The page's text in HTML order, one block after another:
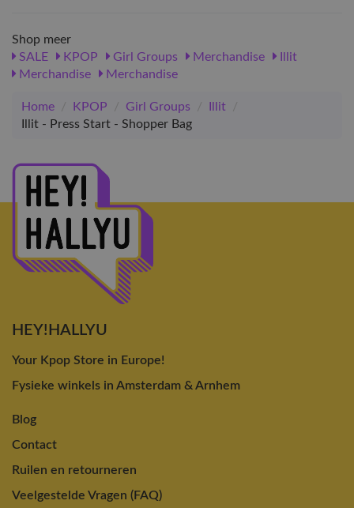
Shop meer
SALE
KPOP Girl Groups Merchandise
Illit
Merchandise
Merchandise
Home / KPOP / Girl Groups / Illit
/
Illit - Press Start - Shopper Bag
HEY!HALLYU
Your Kpop Store in Europe!
Fysieke winkels in Amsterdam & Arnhem
Blog
Contact
Ruilen en retourneren
Veelgestelde Vragen (FAQ)